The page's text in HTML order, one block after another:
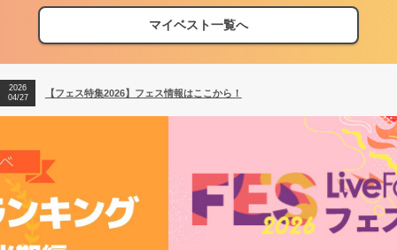
マイベスト一覧へ
【フェス特集2026】フェス情報はここから！
【ライブ動員ランキング】2026年上半期編発表！
2026
04/27
【フェス特集2026】フェス情報はここから！
2026